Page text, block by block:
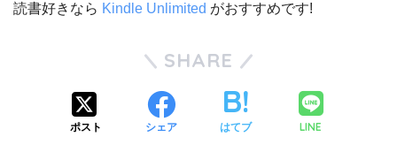
読書好きなら Kindle Unlimited がおすすめです!
SHARE
ポスト シェア はてブ LINE